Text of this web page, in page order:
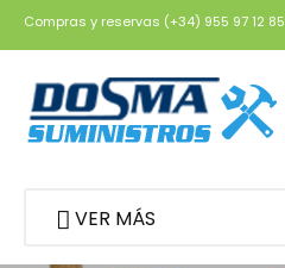
Compras y reservas (+34) 955 97 12 85
VER MÁS